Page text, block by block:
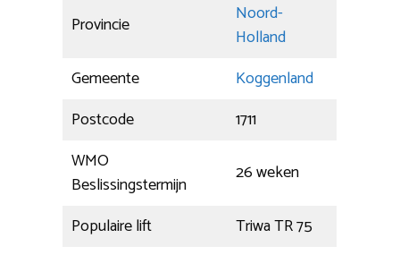
Provincie
Noord-
Holland
Gemeente
Koggenland
Postcode
1711
WMO
Beslissingstermijn
26 weken
Populaire lift
Triwa TR 75